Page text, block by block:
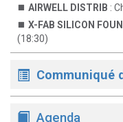
AIRWELL DISTRIB :
X-FAB SILICON
(18:30)
Communiqué
Agenda